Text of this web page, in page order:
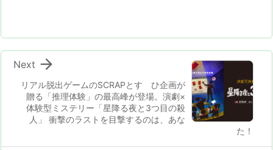
リアル脱出ゲームのSCRAPとすゞひ企画が
贈る「推理体験」の最高峰が登場。演劇×
体験型ミステリー「星降る夜と3つ目の殺
人」 衝撃のラストを目撃するのは、あな
た！

Next